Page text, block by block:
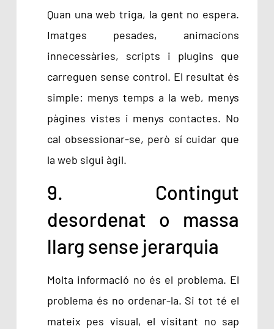
Quan una web triga, la gent no espera.
Imatges pesades, animacions
innecessàries, scripts i plugins que
carreguen sense control. El resultat és
simple: menys temps a la web, menys
pàgines vistes i menys contactes. No
cal obsessionar-se, però sí cuidar que
la web sigui àgil.
9. Contingut
desordenat o massa
llarg sense jerarquia
Molta informació no és el problema. El
problema és no ordenar-la. Si tot té el
mateix pes visual, el visitant no sap